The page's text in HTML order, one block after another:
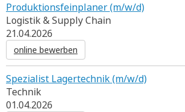
Produktionsfeinplaner (m/w/d)
Logistik & Supply Chain
21.04.2026
online bewerben
Spezialist Lagertechnik (m/w/d)
Technik
01.04.2026